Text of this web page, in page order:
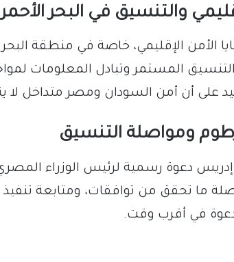
والتنسيق في البحر الأحمر
الأمن الإقليمي، خاصة في منطقة
المستمر وتبادل المعلومات
على أن أمن السودان ومصر متداخل لا
ومواصلة التنسيق
إدريس دعوة رسمية لرئيس الوزراء
ما تحقق من توافقات، ومتابعة
في أقرب وقت.